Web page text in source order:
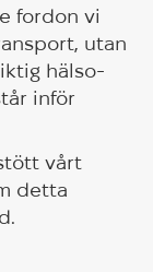
fordon vi
utan
hälso-
inför
vårt
detta